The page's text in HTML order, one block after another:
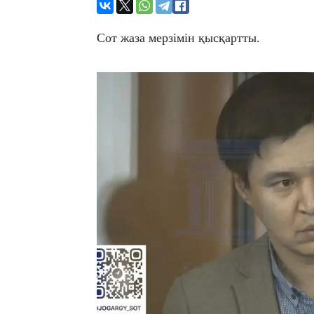
​Сот жаза мерзімін қысқартты.